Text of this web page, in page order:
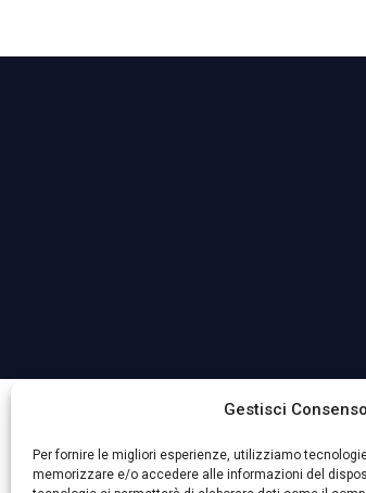
Gestisci Consenso
Per fornire le migliori esperienze, utilizziamo
memorizzare e/o accedere alle informazioni del
La Società ha nominato il